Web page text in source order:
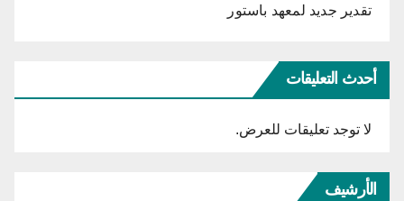
تقدير جديد لمعهد باستور
أحدث التعليقات
لا توجد تعليقات للعرض.
الأرشيف